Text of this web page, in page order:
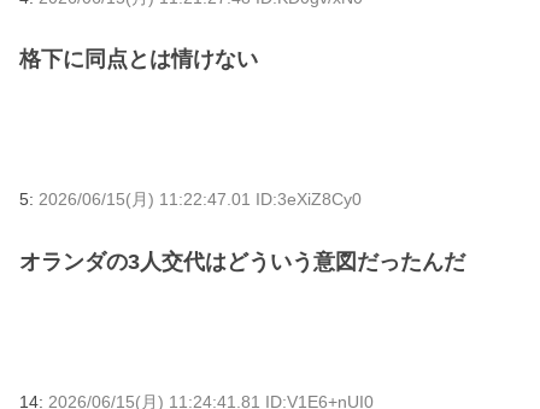
格下に同点とは情けない
5: 2026/06/15(月) 11:22:47.01 ID:3eXiZ8Cy0
オランダの3人交代はどういう意図だったんだ
14: 2026/06/15(月) 11:24:41.81 ID:V1E6+nUI0